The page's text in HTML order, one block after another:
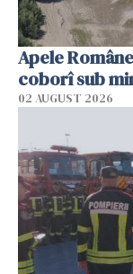
Apele
coborî sub
02 AUGUST 2026